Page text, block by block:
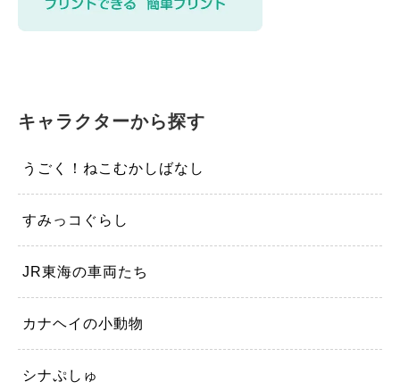
キャラクターから探す
うごく！ねこむかしばなし
すみっコぐらし
JR東海の車両たち
カナヘイの小動物
シナぷしゅ